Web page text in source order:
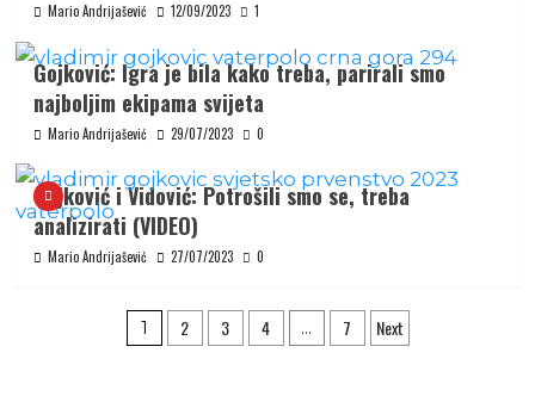
Mario Andrijašević 12/09/2023 1
Gojković: Igra je bila kako treba, parirali smo
najboljim ekipama svijeta
Mario Andrijašević 29/07/2023 0
Gojković i Vidović: Potrošili smo se, treba
analizirati (VIDEO)
Mario Andrijašević 27/07/2023 0
Posts
1 2 3 4 … 7 Next